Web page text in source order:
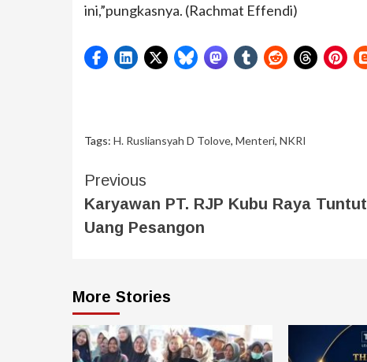
ini,”pungkasnya. (Rachmat Effendi)
Tags: H. Rusliansyah D Tolove, Menteri, NKRI
Previous
Karyawan PT. RJP Kubu Raya Tuntut
Uang Pesangon
More Stories